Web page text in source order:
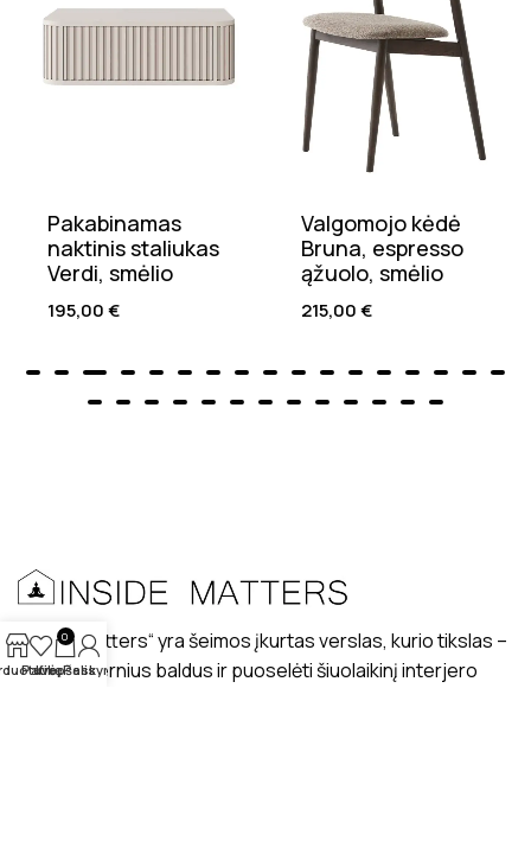
Pakabinamas
naktinis staliukas
Verdi, smėlio
195,00€
Valgomojo kėdė
Bruna, espresso
ąžuolo, smėlio
215,00€
„Inside matters“ yra šeimos įkurtas verslas, kurio tikslas –
kurti modernius baldus ir puoselėti šiuolaikinį interjero
Patikę
0
Krepšelis
Paskyra